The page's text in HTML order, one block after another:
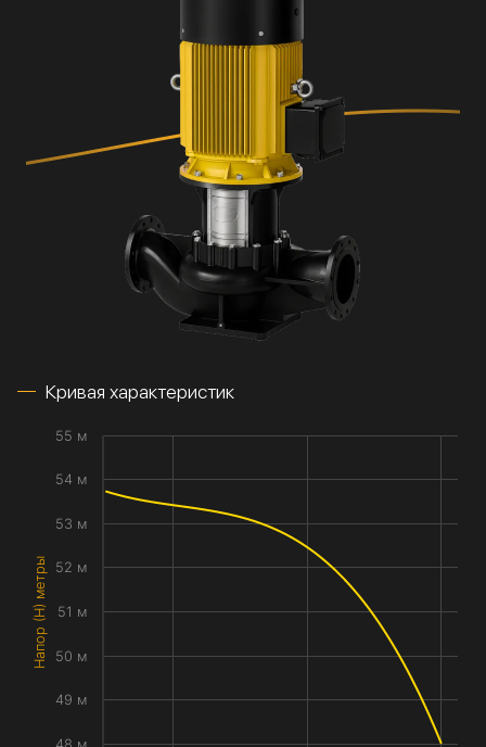
Кривая характеристик
Напор (H) метры
49 м
50 м
51 м
52 м
53 м
54 м
55 м